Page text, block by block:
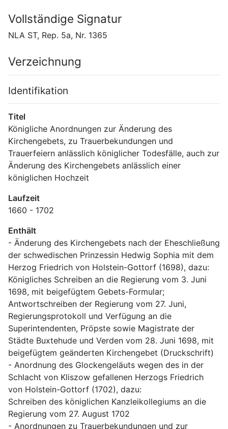
Vollständige Signatur
NLA ST, Rep. 5a, Nr. 1365
Verzeichnung
Identifikation
Titel
Königliche Anordnungen zur Änderung des
Kirchengebets, zu Trauerbekundungen und
Trauerfeiern anlässlich königlicher Todesfälle, auch zur
Änderung des Kirchengebets anlässlich einer
königlichen Hochzeit
Laufzeit
1660 - 1702
Enthält
- Änderung des Kirchengebets nach der Eheschließung
der schwedischen Prinzessin Hedwig Sophia mit dem
Herzog Friedrich von Holstein-Gottorf (1698), dazu:
Königliches Schreiben an die Regierung vom 3. Juni
1698, mit beigefügtem Gebets-Formular;
Antwortschreiben der Regierung vom 27. Juni,
Regierungsprotokoll und Verfügung an die
Superintendenten, Pröpste sowie Magistrate der
Städte Buxtehude und Verden vom 28. Juni 1698, mit
beigefügtem geänderten Kirchengebet (Druckschrift)
- Anordnung des Glockengeläuts wegen des in der
Schlacht von Kliszow gefallenen Herzogs Friedrich
von Holstein-Gottorf (1702), dazu:
Schreiben des königlichen Kanzleikollegiums an die
Regierung vom 27. August 1702
- Anordnungen zu Trauerbekundungen und zur